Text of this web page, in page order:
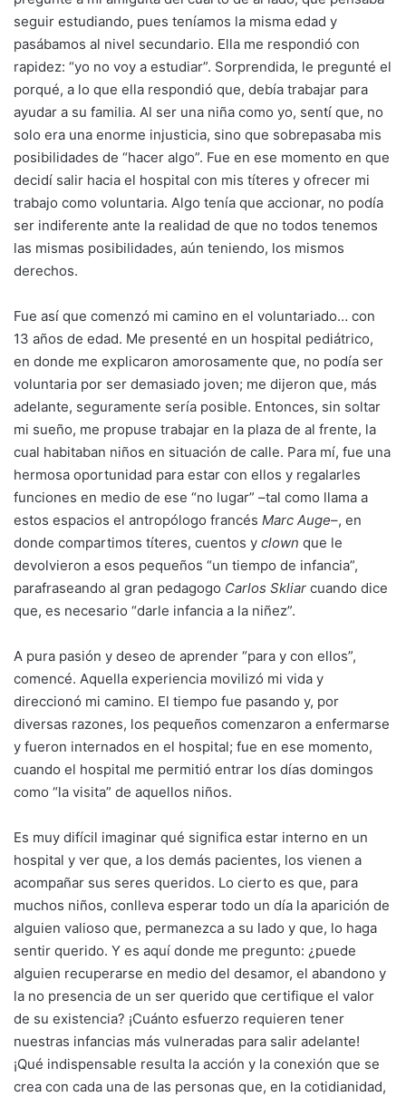
seguir estudiando, pues teníamos la misma edad y
pasábamos al nivel secundario. Ella me respondió con
rapidez: “yo no voy a estudiar”. Sorprendida, le pregunté el
porqué, a lo que ella respondió que, debía trabajar para
ayudar a su familia. Al ser una niña como yo, sentí que, no
solo era una enorme injusticia, sino que sobrepasaba mis
posibilidades de “hacer algo”. Fue en ese momento en que
decidí salir hacia el hospital con mis títeres y ofrecer mi
trabajo como voluntaria. Algo tenía que accionar, no podía
ser indiferente ante la realidad de que no todos tenemos
las mismas posibilidades, aún teniendo, los mismos
derechos.
Fue así que comenzó mi camino en el voluntariado… con
13 años de edad. Me presenté en un hospital pediátrico,
en donde me explicaron amorosamente que, no podía ser
voluntaria por ser demasiado joven; me dijeron que, más
adelante, seguramente sería posible. Entonces, sin soltar
mi sueño, me propuse trabajar en la plaza de al frente, la
cual habitaban niños en situación de calle. Para mí, fue una
hermosa oportunidad para estar con ellos y regalarles
funciones en medio de ese “no lugar” –tal como llama a
estos espacios el antropólogo francés Marc Auge–, en
donde compartimos títeres, cuentos y clown que le
devolvieron a esos pequeños “un tiempo de infancia”,
parafraseando al gran pedagogo Carlos Skliar cuando dice
que, es necesario “darle infancia a la niñez”.
A pura pasión y deseo de aprender “para y con ellos”,
comencé. Aquella experiencia movilizó mi vida y
direccionó mi camino. El tiempo fue pasando y, por
diversas razones, los pequeños comenzaron a enfermarse
y fueron internados en el hospital; fue en ese momento,
cuando el hospital me permitió entrar los días domingos
como “la visita” de aquellos niños.
Es muy difícil imaginar qué significa estar interno en un
hospital y ver que, a los demás pacientes, los vienen a
acompañar sus seres queridos. Lo cierto es que, para
muchos niños, conlleva esperar todo un día la aparición de
alguien valioso que, permanezca a su lado y que, lo haga
sentir querido. Y es aquí donde me pregunto: ¿puede
alguien recuperarse en medio del desamor, el abandono y
la no presencia de un ser querido que certifique el valor
de su existencia? ¡Cuánto esfuerzo requieren tener
nuestras infancias más vulneradas para salir adelante!
¡Qué indispensable resulta la acción y la conexión que se
crea con cada una de las personas que, en la cotidianidad,